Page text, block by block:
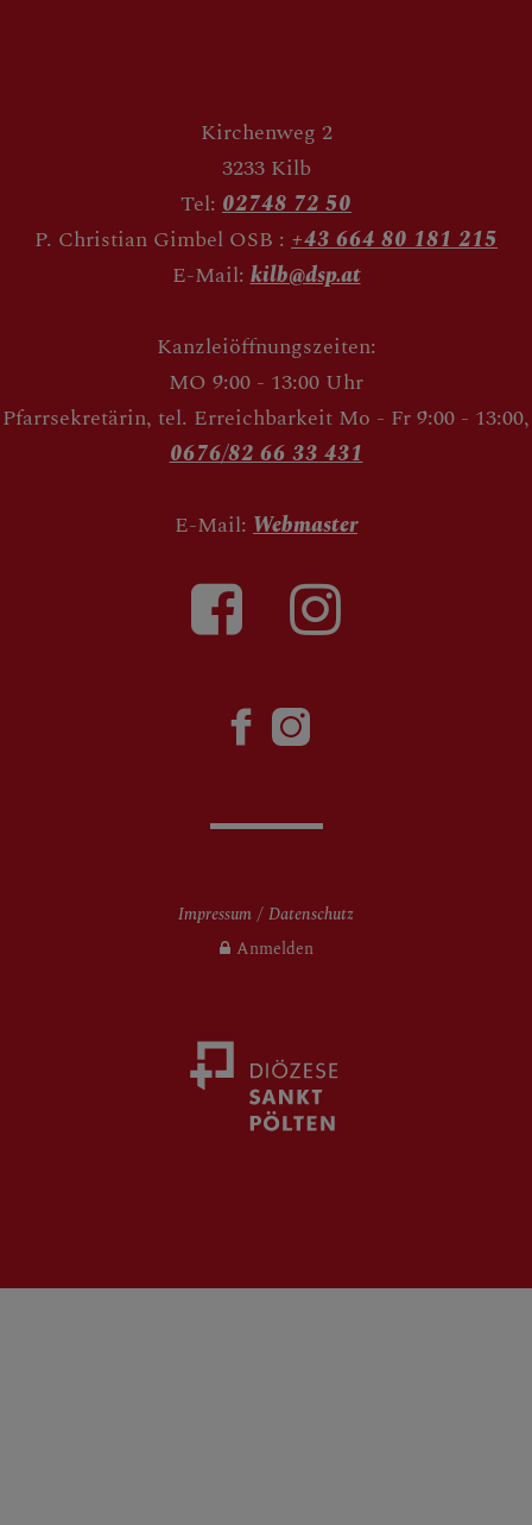
Kirchenweg 2
3233 Kilb
Tel: 02748 72 50
P. Christian Gimbel OSB : +43 664 80 181 215
E-Mail:kilb@dsp.at
Kanzleiöffnungszeiten:
MO 9:00 - 13:00 Uhr
Pfarrsekretärin, tel. Erreichbarkeit Mo - Fr 9:00 - 13:00,
0676/82 66 33 431
E-Mail: Webmaster
Impressum
Datenschutz
Anmelden